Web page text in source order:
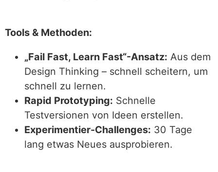
Tools & Methoden:
„Fail Fast, Learn Fast“-Ansatz: Aus dem
Design Thinking – schnell scheitern, um
schnell zu lernen.
Rapid Prototyping: Schnelle
Testversionen von Ideen erstellen.
Experimentier-Challenges: 30 Tage
lang etwas Neues ausprobieren.